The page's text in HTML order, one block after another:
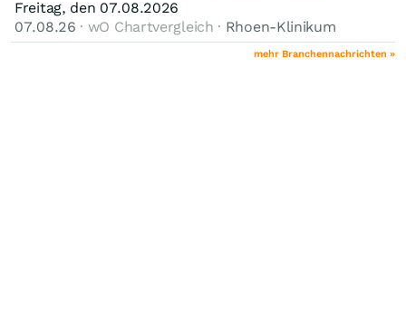
Freitag, den 07.08.2026
07.08.26 · wO Chartvergleich · Rhoen-Klinikum
mehr Branchennachrichten »